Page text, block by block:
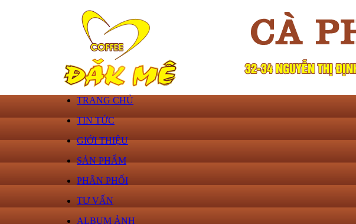
TRANG CHỦ
TIN TỨC
GIỚI THIỆU
SẢN PHẨM
PHÂN PHỐI
TƯ VẤN
ALBUM ẢNH